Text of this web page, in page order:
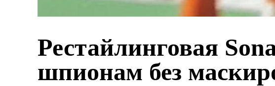
Рестайлинговая
шпионам без